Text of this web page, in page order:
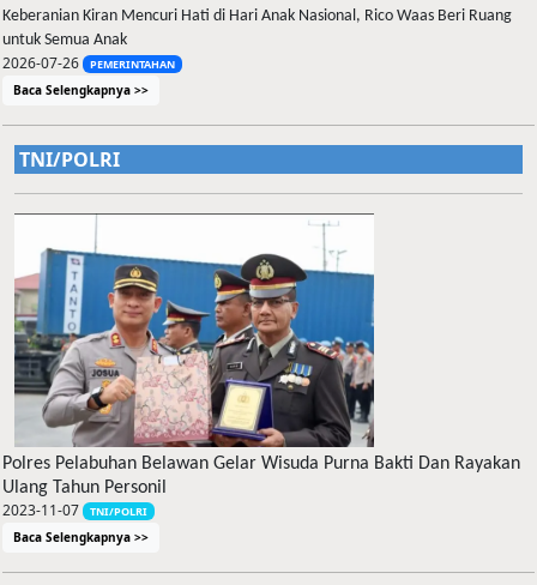
Keberanian Kiran Mencuri Hati di Hari Anak Nasional, Rico Waas Beri Ruang
untuk Semua Anak
2026-07-26 PEMERINTAHAN
Baca Selengkapnya >>
TNI/POLRI
Polres Pelabuhan Belawan Gelar Wisuda Purna Bakti Dan Rayakan
Ulang Tahun Personil
2023-11-07 TNI/POLRI
Baca Selengkapnya >>